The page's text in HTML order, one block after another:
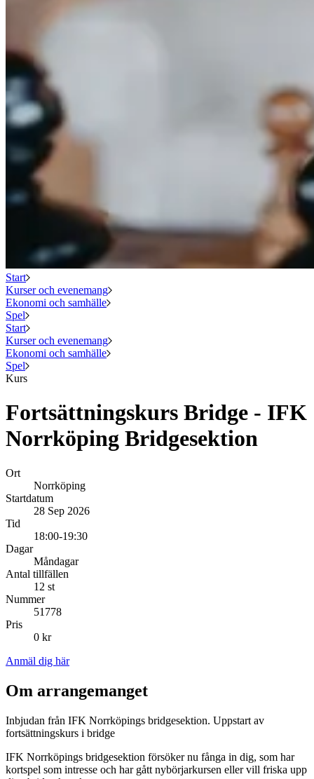
Start
Kurser och evenemang
Ekonomi och samhälle
Spel
Start
Kurser och evenemang
Ekonomi och samhälle
Spel
Kurs
Fortsättningskurs Bridge - IFK
Norrköping Bridgesektion
Ort
Norrköping
Startdatum
28 Sep 2026
Tid
18:00-19:30
Dagar
Måndagar
Antal tillfällen
12 st
Nummer
51778
Pris
0 kr
Anmäl dig här
Om arrangemanget
Inbjudan från IFK Norrköpings bridgesektion. Uppstart av
fortsättningskurs i bridge
IFK Norrköpings bridgesektion försöker nu fånga in dig, som har
kortspel som intresse och har gått nybörjarkursen eller vill friska upp